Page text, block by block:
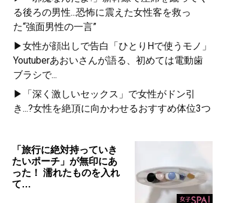
る後ろの男性...恐怖に震えた女性客を救っ
た“強面男性の一言”
▶女性が顔出しで告白「ひとりHで使うモノ」
Youtuberあおいさんが語る、初めては電動歯
ブラシで...
▶「深く激しいセックス」で女性がドン引
き...?女性を絶頂に向かわせるおすすめ体位3つ
「旅行に絶対持っていき
たいポーチ」が無印にあ
った！ 濡れたものを入れ
て…